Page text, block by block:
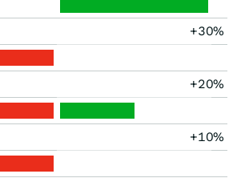
+30%
+20%
+10%